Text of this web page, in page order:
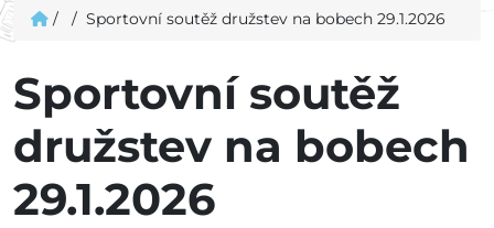
/ / Sportovní soutěž družstev na bobech 29.1.2026
Sportovní soutěž
družstev na bobech
29.1.2026